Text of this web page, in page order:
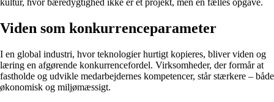
kultur, hvor bæredygtighed ikke er et projekt, men en fælles opgave.
Viden som konkurrenceparameter
I en global industri, hvor teknologier hurtigt kopieres, bliver viden og
læring en afgørende konkurrencefordel. Virksomheder, der formår at
fastholde og udvikle medarbejdernes kompetencer, står stærkere – både
økonomisk og miljømæssigt.